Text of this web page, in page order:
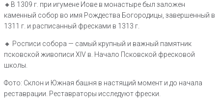
🔸️В 1309 г. при игумене Иове в монастыре был заложен
каменный собор во имя Рождества Богородицы, завершенный в
1311 г. и расписанный фресками в 1313 г.
🔸️ Росписи собора — самый крупный и важный памятник
псковской живописи XIV в. Начало Псковской фресковой
школы.
Фото: Склон и Южная башня в настящий момент и до начала
реставрации. Реставраторы исследуют фрески.